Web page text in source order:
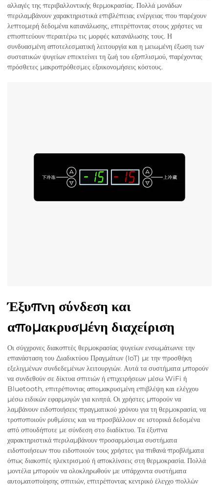
αλλαγές της περιβαλλοντικής θερμοκρασίας. Πολλά μονάδων
περιλαμβάνουν χαρακτηριστικά επιβλέπειας ενέργειας που παρέχουν
λεπτομερή δεδομένα κατανάλωσης, επιτρέποντας στους χρήστες να
επιοπτεύουν περαιτέρω τις μορφές κατανάλωσης τους. Η
συνδυασμένη αποτελεσματική λειτουργία και η μειωμένη έξωση των
συστατικών ψυγείων επεκτείνει τη ζωή του εξοπλισμού, παρέχοντας
πρόσθετες μακροπρόθεσμες εξοικονομήσεις κόστους.
Έξυπνη σύνδεση και
απομακρυσμένη διαχείριση
Οι σύγχρονες διακοπτές θερμοκρασίας ψυγείων ενσωμάτωννε την
επανάσταση του Διαδικτύου Πραγμάτων (IoT) με την προσθήκη
εξελιγμένων συνδεδεμένων λειτουργιών. Αυτά τα συστήματα μπορούν
να συνδεθούν σε δίκτυα σπιτιών ή επιχειρήσεων μέσω WiFi ή
Bluetooth, επιτρέποντας απομακρυσμένη επιβλέψη και ελέγχου
μέσω ειδικών εφαρμογών για κινητά. Οι χρήστες μπορούν να
λαμβάνουν ειδοποιήσεις πραγματικού χρόνου για τη θερμοκρασία, να
τροποποιούν ρυθμίσεις και να προσβάλλουν σε ιστορικά δεδομένα
από οπουδήποτε με σύνδεση στο διαδίκτυο. Τα έξυπνα
χαρακτηριστικά περιλαμβάνουν προσαρμόσιμα συστήματα
ειδοποιήσεων που ειδοποιούν τους χρήστες για πιθανά προβλήματα
όπως διακοπές ηλεκτρισμού ή αποκλίνσεις στη θερμοκρασία. Πολλά
μοντέλα μπορούν να ολοκληρωθούν με υπάρχοντα συστήματα
αυτοματοποίησης σπιτιών, επιτρέποντας κεντρικό έλεγχο πολλών